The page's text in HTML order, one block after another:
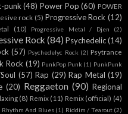
punk (48) Power Pop (60) POWER
rock (5) Progressive Rock (12)
(10) Progressive Metal / Djen (2)
Rock (84) Psychedelic(14)
(57) Psychedelyc Rock (2) Psytrance
Rock (19) PunkPop Punk (1) PunkPunk
(57) Rap (29) Rap Metal (19)
(20) Reggaeton (90) Regional
(8) Remix (11) Remix (official) (4)
Rhythm And Blues (1) Riddim / Tearout (2)